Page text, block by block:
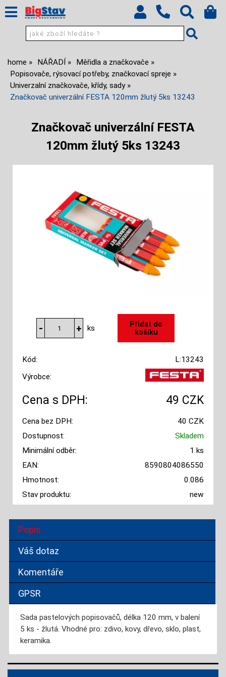
home NÁŘADÍ
Měřidla a značkovače
Popisovače, rýsovací potřeby, značkovací spreje
Univerzalní značkovače, křídy, sady
Značkovač univerzální FESTA 120mm žlutý 5ks 13243
Značkovač univerzální FESTA
120mm žlutý 5ks 13243
ks
Kód:
L:13243
Výrobce:
Cena s DPH: 49 CZK
Cena bez DPH:
40 CZK
Dostupnost:
Skladem
Minimální odběr:
1 ks
EAN:
8590804086550
Hmotnost:
0.086
Stav produktu:
new
Popis
Váš dotaz
Komentáře
GPSR
Sada pastelových popisovačů, délka 120 mm, v balení
5 ks - žlutá. Vhodné pro: zdivo, kovy, dřevo, sklo, plast,
keramika.